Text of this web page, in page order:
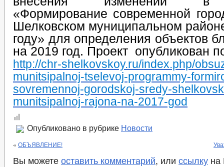
«Формирование современной
Шелковском муниципальном
году» для определения объектов
на 2019 год. Проект опубликован
http://chr-shelkovskoy.ru/index.php/
munitsipalnoj-tselevoj-programmy-
sovremennoj-gorodskoj-sredy-
munitsipalnoj-rajona-na-2017-god
Опубликовано в рубрике Новости
« ОБЪЯВЛЕНИЕ!
Вы можете оставить комментарий, или ссылку на